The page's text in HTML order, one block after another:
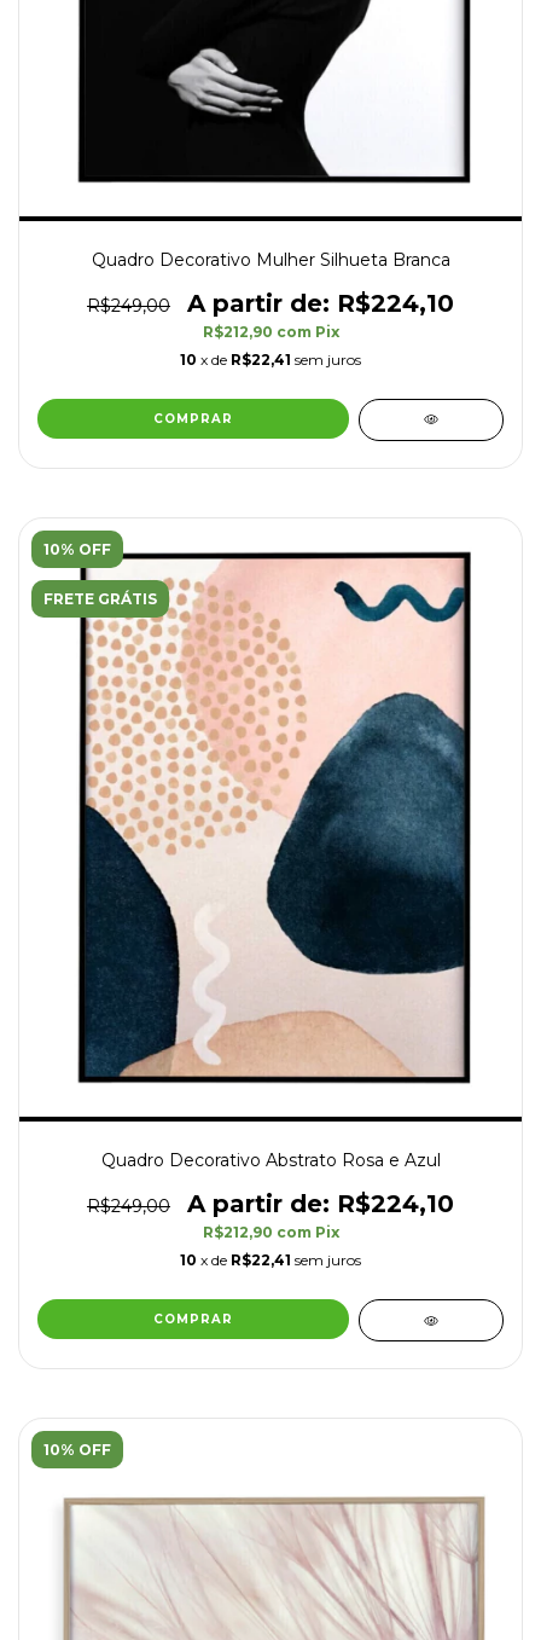
Quadro Decorativo Mulher Silhueta Branca
R$249,00 R$224,10
R$212,90 com Pix
10 x de R$22,41 sem juros
COMPRAR
10% OFF
FRETE GRÁTIS
Quadro Decorativo Abstrato Rosa e Azul
R$249,00 R$224,10
R$212,90 com Pix
10 x de R$22,41 sem juros
COMPRAR
10% OFF